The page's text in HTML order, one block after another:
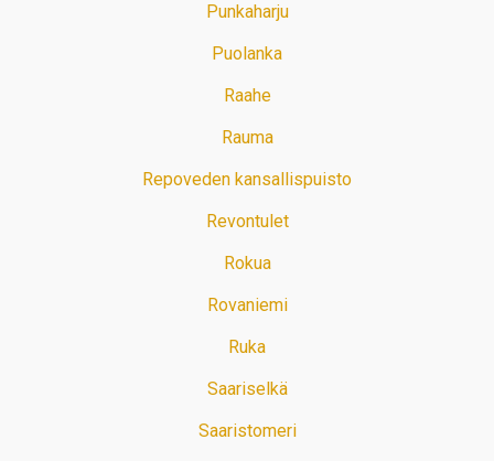
Punkaharju
Puolanka
Raahe
Rauma
Repoveden kansallispuisto
Revontulet
Rokua
Rovaniemi
Ruka
Saariselkä
Saaristomeri